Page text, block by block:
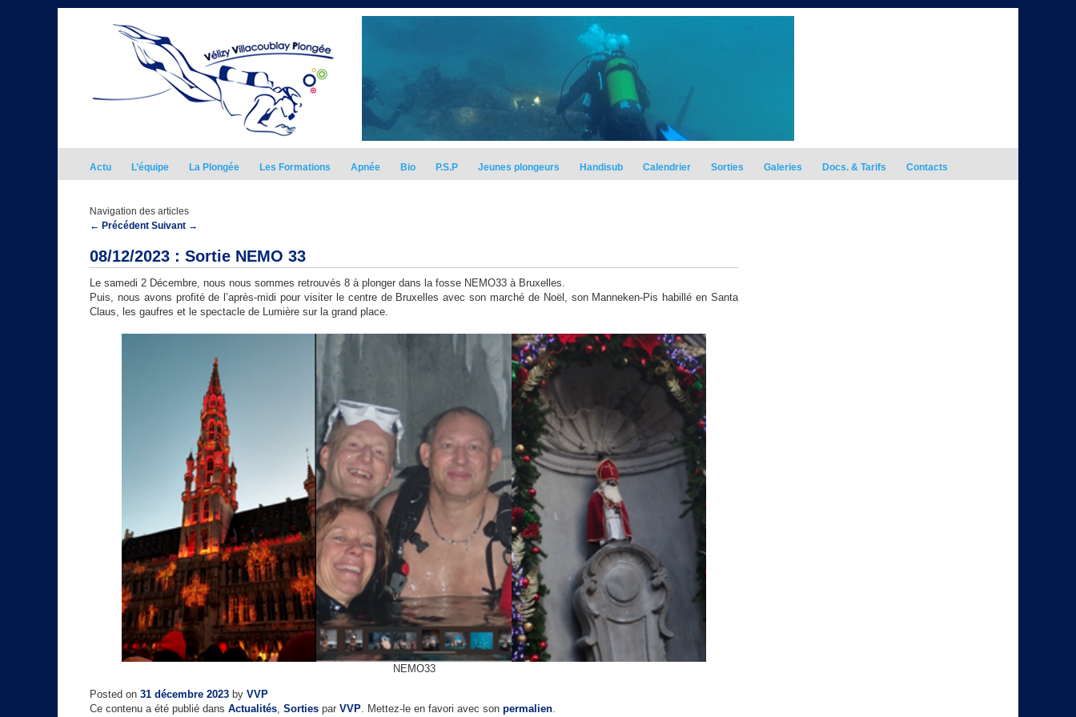
Actu L’équipe La Plongée Les Formations Apnée Bio P.S.P Jeunes plongeurs Handisub Calendrier Sorties Galeries Docs. & Tarifs Contacts
Navigation des articles
← Précédent Suivant →
08/12/2023 : Sortie NEMO 33
Le samedi 2 Décembre, nous nous sommes retrouvés 8 à plonger dans la fosse NEMO33 à Bruxelles.
Puis, nous avons profité de l’après-midi pour visiter le centre de Bruxelles avec son marché de Noël, son Manneken-Pis habillé en Santa
Claus, les gaufres et le spectacle de Lumière sur la grand place.
NEMO33
Posted on 31 décembre 2023 by VVP
Ce contenu a été publié dans Actualités Sorties par VVP . Mettez-le en favori avec son permalien